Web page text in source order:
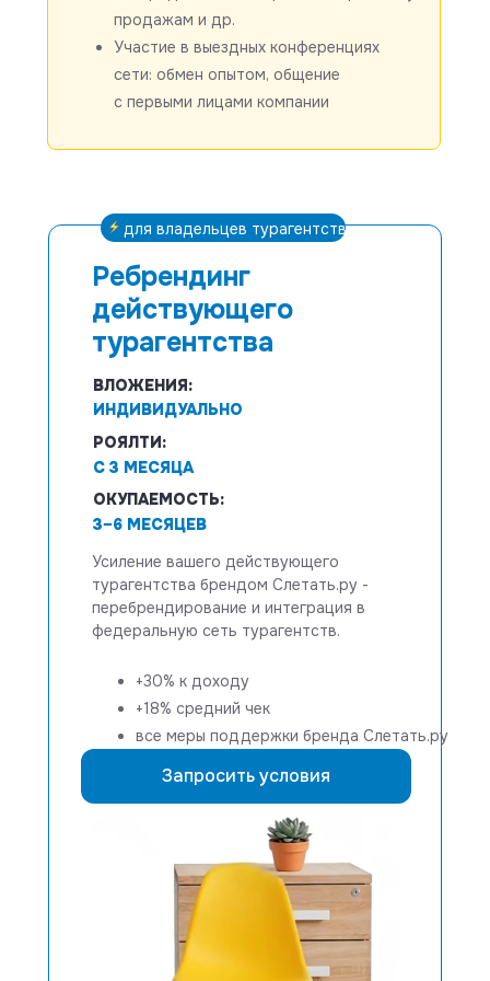
продажам и др.
Участие в выездных конференциях
сети: обмен опытом, общение
с первыми лицами компании
Запросить условия
ИНДИВИДУАЛЬНО
ВЛОЖЕНИЯ:
С 3 МЕСЯЦА
РОЯЛТИ:
3–6 МЕСЯЦЕВ
ОКУПАЕМОСТЬ:
Ребрендинг
действующего
турагентства
Усиление вашего действующего
турагентства брендом Слетать.ру -
перебрендирование и интеграция в
федеральную сеть турагентств.
для владельцев турагентств
+30% к доходу
+18% средний чек
все меры поддержки бренда Слетать.ру